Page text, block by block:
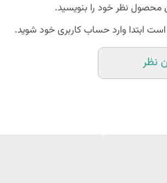
محصول نظر خود را بنویسید.
است ابتدا وارد حساب کاربری خود شوید.
نظر